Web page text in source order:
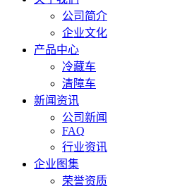
公司简介
企业文化
产品中心
冷藏车
清障车
新闻资讯
公司新闻
FAQ
行业资讯
企业图集
荣誉资质